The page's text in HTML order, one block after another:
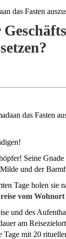
das Fasten
das Fasten
Seine Gnade
und der
Tage holen sie
vom
und des
am
Tage mit 20